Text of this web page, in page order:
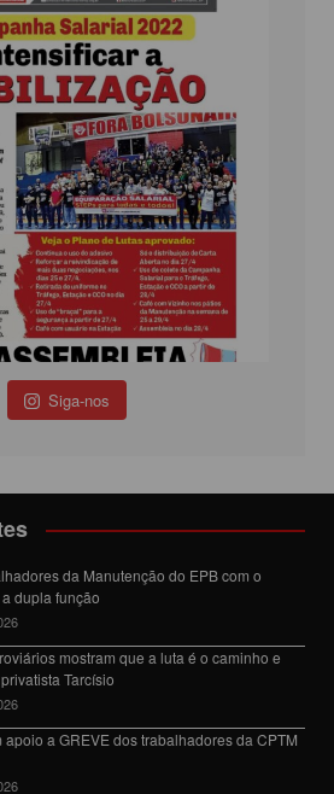
Siga-nos
da Manutenção do EPB com o
dupla função
mostram que a luta é o caminho e
Tarcísio
apoio a GREVE dos trabalhadores da CPTM